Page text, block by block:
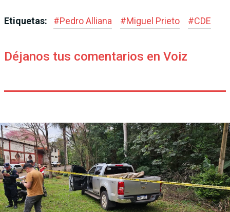
Etiquetas: #Pedro Alliana #Miguel Prieto #CDE
Déjanos tus comentarios en Voiz